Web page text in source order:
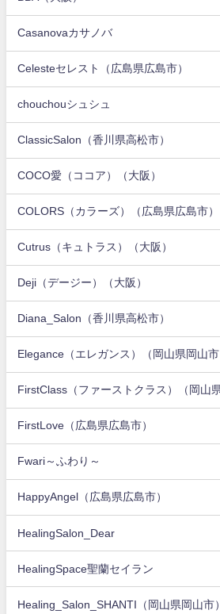
Casanovaカサノバ
Celesteセレスト（広島県広島市）
chouchouシュシュ
ClassicSalon（香川県高松市）
COCO愛（ココア）（大阪）
COLORS（カラーズ）（広島県広島市）
Cutrus（キュトラス）（大阪）
Deji（デージー）（大阪）
Diana_Salon（香川県高松市）
Elegance（エレガンス）（岡山県岡山市
FirstClass（ファーストクラス）（岡山
FirstLove（広島県広島市）
Fwari～ふわり～
HappyAngel（広島県広島市）
HealingSalon_Dear
HealingSpace聖蘭セイラン
Healing_Salon_SHANTI（岡山県岡山市）